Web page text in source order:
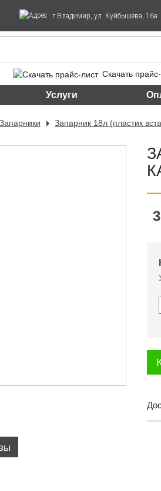
г.Владимир, ул. Куйбышева, 16а
Скачать
Услуги
Запарник 18л (пластик